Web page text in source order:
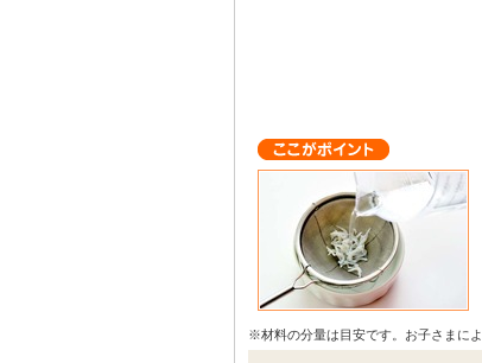
※材料の分量は目安です。お子さまに